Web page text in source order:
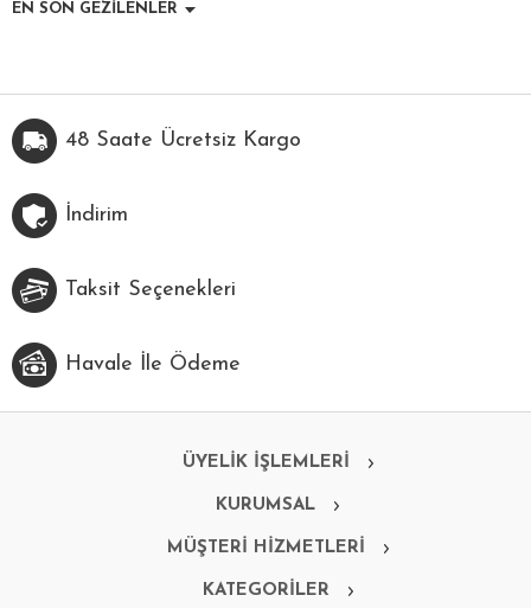
EN SON GEZİLENLER
48 Saate Ücretsiz Kargo
İndirim
Taksit Seçenekleri
Havale İle Ödeme
ÜYELİK İŞLEMLERİ
KURUMSAL
MÜŞTERİ HİZMETLERİ
KATEGORİLER